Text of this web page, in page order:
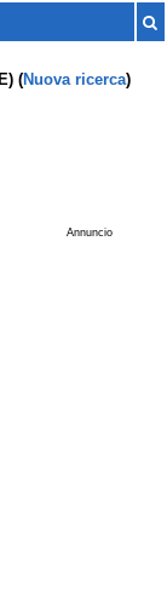
(Nuova ricerca)
Annuncio